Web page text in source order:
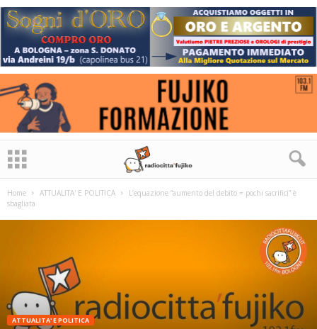
Home ATTUALITA' E POLITICA
L’equazione “aumento del debito = pochi sacrifici” è
sbagliata
ATTUALITA' E POLITICA